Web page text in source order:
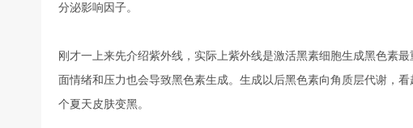
分泌影响因子。
刚才一上来先介绍紫外线，实际上紫外线是激活黑素细胞生成黑色素
面情绪和压力也会导致黑色素生成。生成以后黑色素向角质层代谢，
个夏天皮肤变黑。